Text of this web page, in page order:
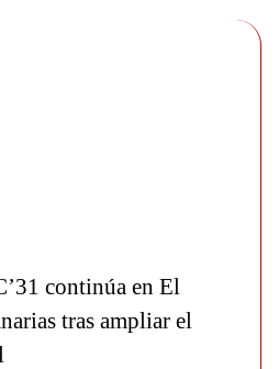
continúa en El
tras ampliar el